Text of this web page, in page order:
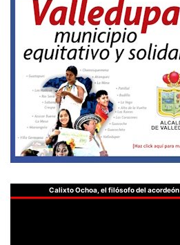
Calixto Ochoa, el filósofo del acordeón